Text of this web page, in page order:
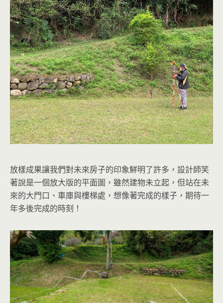
放樣成果讓我們對未來房子的印象鮮明了許多，設計師笑
著說是一個放大版的平面圖，雖然建物未立起，但站在未
來的大門口、車庫與樓梯處，想像著完成的樣子，期待一
年多後完成的時刻！